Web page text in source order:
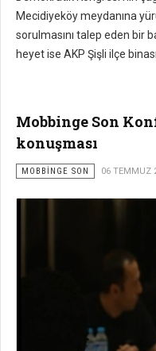
Mecidiyeköy meydanına
sorulmasını talep eden bir
heyet ise AKP Şişli ilçe
Mobbinge Son
konuşması
MOBBİNGE SON 06 TEMMUZ